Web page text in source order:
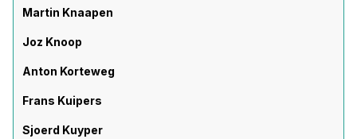
Martin Knaapen
Joz Knoop
Anton Korteweg
Frans Kuipers
Sjoerd Kuyper